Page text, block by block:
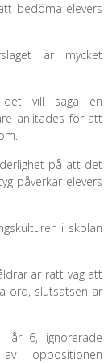
bedöma elevers
är mycket
det vill säga en
anlitades för att
på att det
påverkar elevers
i skolan
är rätt väg att
ord, slutsatsen är
år 6, ignorerade
oppositionen